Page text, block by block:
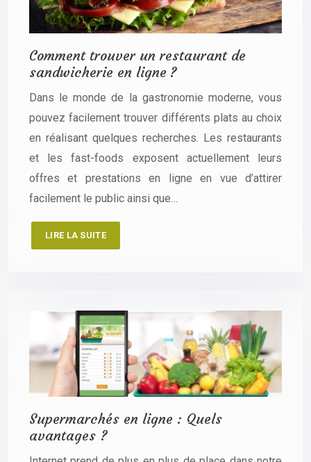
Comment trouver un restaurant de
sandwicherie en ligne ?
Dans le monde de la gastronomie moderne, vous
pouvez facilement trouver différents plats au choix
en réalisant quelques recherches. Les restaurants
et les fast-foods exposent actuellement leurs
offres et prestations en ligne en vue d’attirer
facilement le public ainsi que…
LIRE LA SUITE
Supermarchés en ligne : Quels
avantages ?